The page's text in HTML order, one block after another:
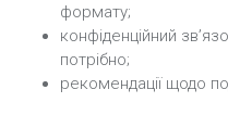
формату;
конфіденційний
потрібно;
рекомендації щодо